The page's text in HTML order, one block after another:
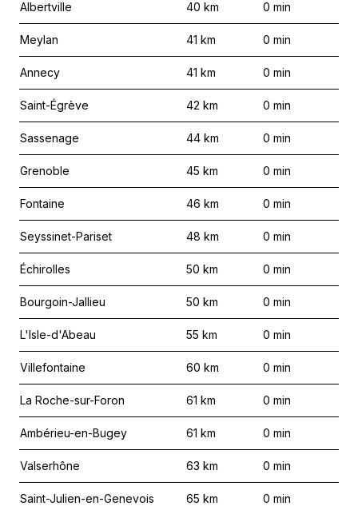
Albertville 40 km 0 min
Meylan 41 km 0 min
Annecy 41 km 0 min
Saint-Égrève 42 km 0 min
Sassenage 44 km 0 min
Grenoble 45 km 0 min
Fontaine 46 km 0 min
Seyssinet-Pariset 48 km 0 min
Échirolles 50 km 0 min
Bourgoin-Jallieu 50 km 0 min
L'Isle-d'Abeau 55 km 0 min
Villefontaine 60 km 0 min
La Roche-sur-Foron 61 km 0 min
Ambérieu-en-Bugey 61 km 0 min
Valserhône 63 km 0 min
Saint-Julien-en-Genevois 65 km 0 min